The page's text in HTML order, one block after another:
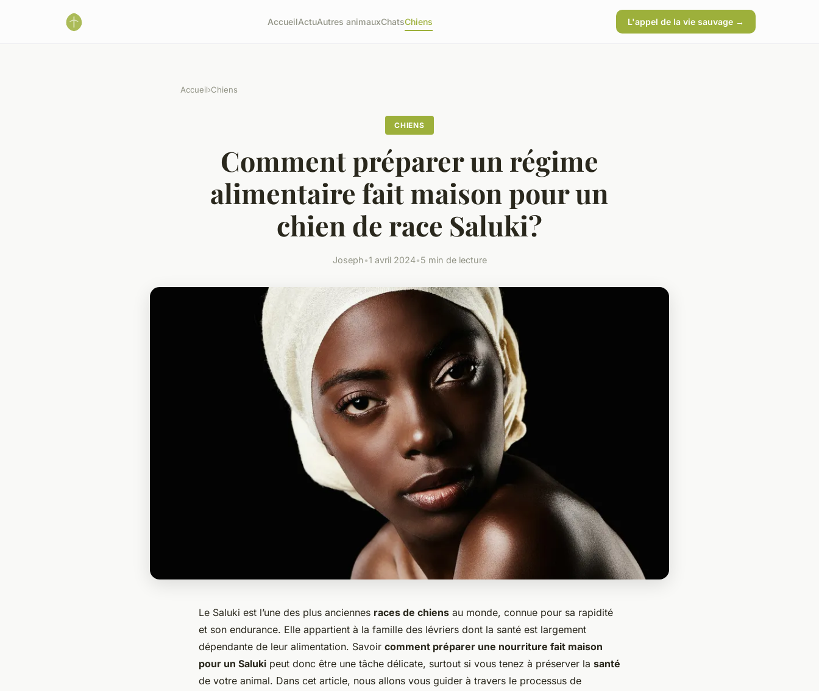
AccueilActuAutres animauxChatsChiens L'appel de la vie sauvage →
Accueil›Chiens
CHIENS
Comment préparer un régime
alimentaire fait maison pour un
chien de race Saluki?
Joseph•1 avril 2024•5 min de lecture
Le Saluki est l’une des plus anciennes races de chiens au monde, connue pour sa rapidité
et son endurance. Elle appartient à la famille des lévriers dont la santé est largement
dépendante de leur alimentation. Savoir comment préparer une nourriture fait maison
pour un Saluki peut donc être une tâche délicate, surtout si vous tenez à préserver la santé
de votre animal. Dans cet article, nous allons vous guider à travers le processus de